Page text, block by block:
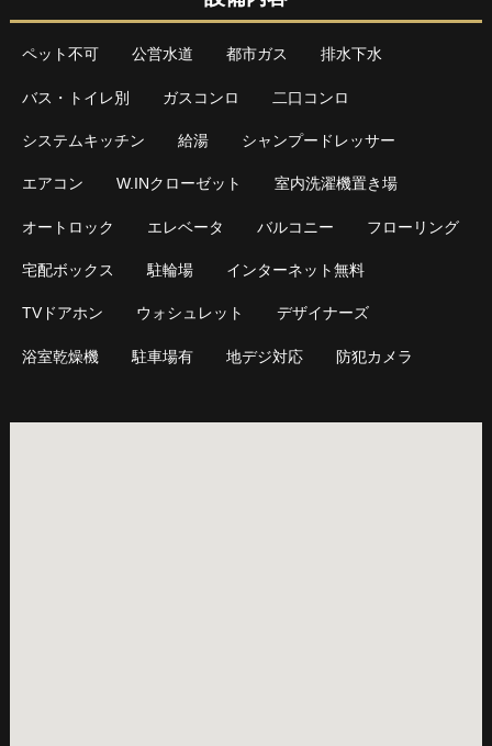
ペット不可 公営水道 都市ガス 排水下水
バス・トイレ別 ガスコンロ 二口コンロ
システムキッチン 給湯 シャンプードレッサー
エアコン W.INクローゼット 室内洗濯機置き場
オートロック エレベータ バルコニー フローリング
宅配ボックス 駐輪場 インターネット無料
TVドアホン ウォシュレット デザイナーズ
浴室乾燥機 駐車場有 地デジ対応 防犯カメラ